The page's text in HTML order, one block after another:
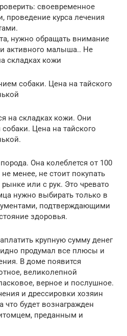
своевременное
проведение курса лечения
нужно обращать внимание
активного малыша.. Не
складках кожи
собаки. Цена на тайского
на складках кожи. Они
Цена на тайского
Она колеблется от 100
менее, не стоит покупать
или с рук. Это чревато
нужно выбирать только в
подтверждающими
здоровья.
крупную сумму денег
продумал все плюсы и
В доме появится
великолепной
верное и послушное.
и дрессировки хозяин
что будет вознагражден
преданным и